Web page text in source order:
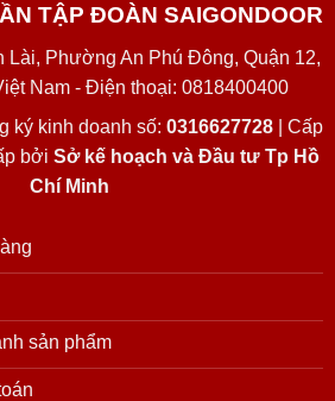
TẬP ĐOÀN SAIGONDOOR
Phường An Phú Đông, Quận 12,
Nam - Điện thoại: 0818400400
ký kinh doanh số: 0316627728| Cấp
bởi Sở kế hoạch và Đầu tư Tp Hồ
Chí Minh
sản phẩm